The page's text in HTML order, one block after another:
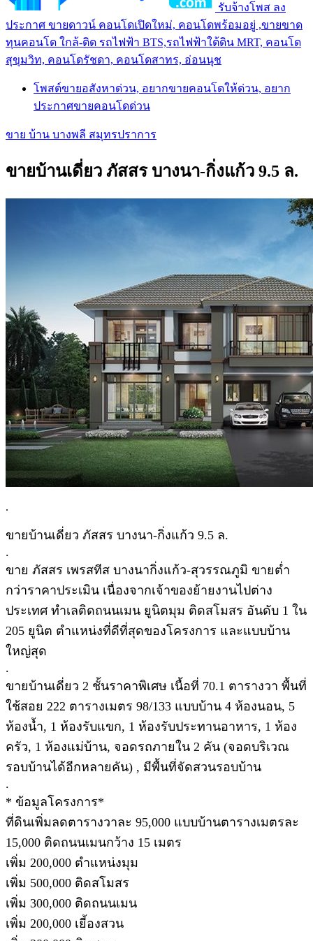
รับจ้างโพส ลง
ประกาศ ขายดาวน์ คอนโดเปิดใหม่, คอนโดพร้อมอยู่ ,ขายขาด
ทุนคอนโด ใกล้-ติด รถไฟฟ้า BTS,รถไฟฟ้าใต้ดิน MRT, คอนโด
สุขุมวิท, คอนโดรัชดา, คอนโดสาทร, อ่อนนุช
โพสต์ขายอสังหาด่วน, อยากขายคอนโดให้ด่วน, อยาก
ประกาศขายคอนโดด่วน
ขาย บ้าน บางพลี สมุทรปราการ
ขายบ้านเดี่ยว ภัสสร บางนา-กิ่งแก้ว 9.5 ล.
.
ขายบ้านเดี่ยว ภัสสร บางนา-กิ่งแก้ว 9.5 ล.
.
ขาย ภัสสร เพรสทีส บางนากิ่งแก้ว-สุวรรณภูมิ ขายต่ำ
กว่าราคาประเมิน เนื่องจากเจ้าของย้ายงานไปต่าง
ประเทศ ทำเลติดถนนเมน ยูนิตมุม ติดสโมสร อันดับ 1 ใน
205 ยูนิต ตำแหน่งที่ดีที่สุดของโครงการ และแบบบ้าน
ใหญ่สุด
.
ขายบ้านเดี่ยว 2 ชั้นราคาพิเศษ เนื้อที่ 70.1 ตารางวา พื้นที่
ใช้สอย 222 ตารางเมตร 98/133 แบบบ้าน 4 ห้องนอน, 5
ห้องน้ำ, 1 ห้องรับแขก, 1 ห้องรับประทานอาหาร, 1 ห้อง
ครัว, 1 ห้องแม่บ้าน, จอดรถภายใน 2 คัน (จอดบริเวณ
รอบบ้านได้อีกหลายคัน) , มีพื้นที่จัดสวนรอบบ้าน
.
* ข้อมูลโครงการ*
ที่ดินเพิ่มลดตารางวาละ 95,000 แบบบ้านตารางเมตรละ
15,000 ติดถนนเมนกว้าง 15 เมตร
เพิ่ม 200,000 ตำแหน่งมุม
เพิ่ม 500,000 ติดสโมสร
เพิ่ม 300,000 ติดถนนเมน
เพิ่ม 200,000 เยี้องสวน